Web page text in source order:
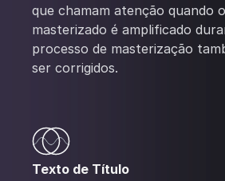
que chamam atenção quando
masterizado é amplificado
processo de masterização
ser corrigidos.
Texto de Título